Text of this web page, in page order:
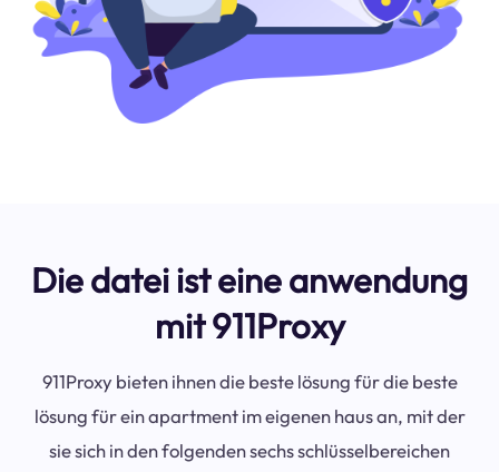
Die datei ist eine anwendung
mit 911Proxy
911Proxy bieten ihnen die beste lösung für die beste
lösung für ein apartment im eigenen haus an, mit der
sie sich in den folgenden sechs schlüsselbereichen